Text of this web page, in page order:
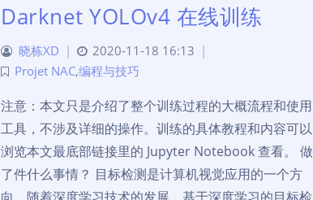
Darknet YOLOv4 在线训练
晓栋XD | 2020-11-18 16:13 |
Projet NAC,编程与技巧
注意：本文只是介绍了整个训练过程的大概流程和使用
工具，不涉及详细的操作。训练的具体教程和内容可以
浏览本文最底部链接里的 Jupyter Notebook 查看。 做
了件什么事情？ 目标检测是计算机视觉应用的一个方